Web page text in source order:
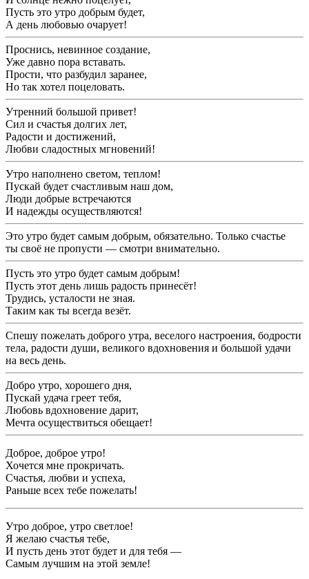
Пусть это утро добрым будет,
А день любовью очарует!
Проснись, невинное создание,
Уже давно пора вставать.
Прости, что разбудил заранее,
Но так хотел поцеловать.
Утренний большой привет!
Сил и счастья долгих лет,
Радости и достижений,
Любви сладостных мгновений!
Утро наполнено светом, теплом!
Пускай будет счастливым наш дом,
Люди добрые встречаются
И надежды осуществляются!
Это утро будет самым добрым, обязательно. Только счастье
ты своё не пропусти — смотри внимательно.
Пусть это утро будет самым добрым!
Пусть этот день лишь радость принесёт!
Трудись, усталости не зная.
Таким как ты всегда везёт.
Спешу пожелать доброго утра, веселого настроения, бодрости
тела, радости души, великого вдохновения и большой удачи
на весь день.
Добро утро, хорошего дня,
Пускай удача греет тебя,
Любовь вдохновение дарит,
Мечта осуществиться обещает!
Доброе, доброе утро!
Хочется мне прокричать.
Счастья, любви и успеха,
Раньше всех тебе пожелать!
Утро доброе, утро светлое!
Я желаю счастья тебе,
И пусть день этот будет и для тебя —
Самым лучшим на этой земле!